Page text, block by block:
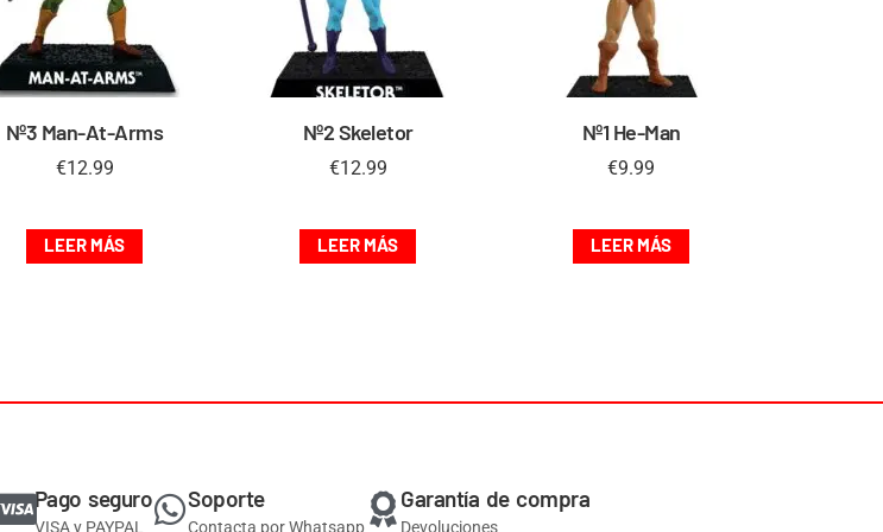
Nº3 Man-At-Arms
€12.99
LEER MÁS
Nº2 Skeletor
€12.99
LEER MÁS
Nº1 He-Man
€9.99
LEER MÁS
Pago seguro
VISA y PAYPAL
Soporte
Contacta por Whatsapp
Garantía de compra
Devoluciones